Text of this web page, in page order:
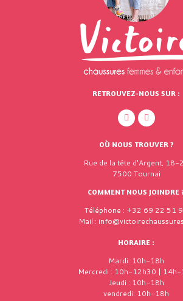
RETROUVEZ-NOUS SUR :
OÙ NOUS TROUVER ?
Rue de la tête d'Argent, 18-
7500 Tournai
COMMENT NOUS JOINDRE
Téléphone : +32 69 22 51
Mail :
HORAIRE :
Mardi: 10h-18h
Mercredi : 10h-12h30 | 14h-
Jeudi : 10h-18h
vendredi: 10h-18h